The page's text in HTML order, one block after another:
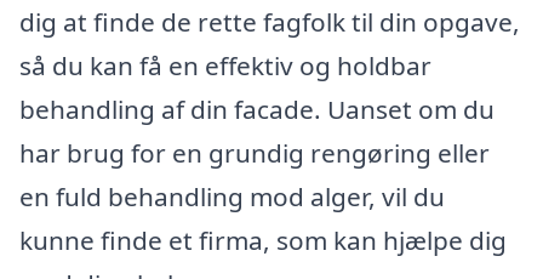
dig at finde de rette fagfolk til din opgave,
så du kan få en effektiv og holdbar
behandling af din facade. Uanset om du
har brug for en grundig rengøring eller
en fuld behandling mod alger, vil du
kunne finde et firma, som kan hjælpe dig